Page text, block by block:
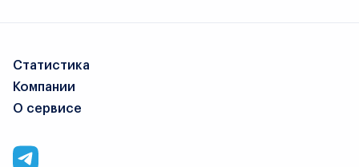
Статистика
Компании
О сервисе